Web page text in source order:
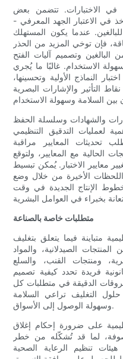
في الاختبارات. تتضمن بعض
في الاعتبار الجهد المعرفي -
عندما يكون المستهلك
فإن توخي المزيد من الحذر
وتصميم آليات الفتح
الاستخدام. غالبًا ما يُجري
النماذج الأولية وتحسينها،
التأثير والإشارات البصرية
والشهادات وسلسلة الحفظ
لعمليات التدقيق التنظيمي
تحديثات المعايير مراقبة
الحالية مع المعايير، ولتوقع
معايير الاختبار. يُمكن تبسيط
الأخيرة من خلال وضع
الإنتاج الجديدة في وقت
متطلبات خاصة بالصناعة
متباينة فيما يتعلق بتغليف
الصيدلانية، والمواد
ومنتجات القنب، والسلع
فريدة تحدد كيفية تصميم
الدقيقة في متطلبات كل
التغليف تراعي السلامة
وسهولة الوصول إلى الأسواق.
على ضرورة إحكام إغلاق
لما قد تُشكّله من خطر
تنظيم الرعاية الصحية